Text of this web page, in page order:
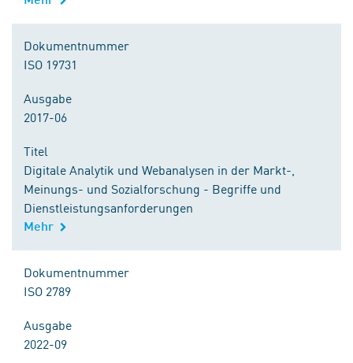
Dokumentnummer
ISO 19731
Ausgabe
2017-06
Titel
Digitale Analytik und Webanalysen in der Markt-,
Meinungs- und Sozialforschung - Begriffe und
Dienstleistungsanforderungen
Mehr
Dokumentnummer
ISO 2789
Ausgabe
2022-09